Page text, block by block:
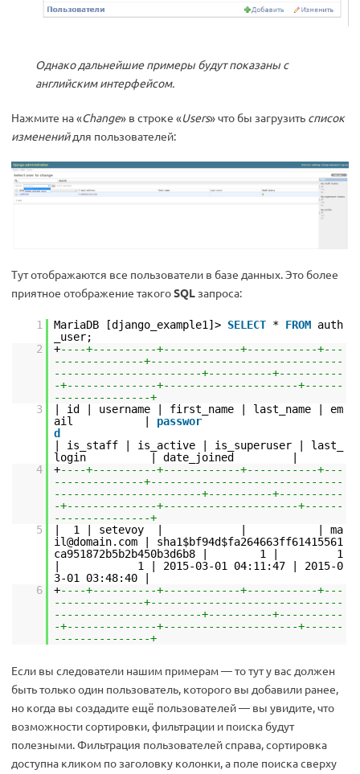
Однако дальнейшие примеры будут показаны с
английским интерфейсом.
Нажмите на «Change» в строке «Users» что бы загрузить список
измененийдля пользователей:
Тут отображаются все пользователи в базе данных. Это более
приятное отображение такогоSQL запроса:
1 MariaDB [django_example1]> SELECT * FROM auth
_user;
2
+----+----------+------------+-----------+---
--------------+------------------------------
-----------------------+----------+----------
-+--------------+---------------------+------
---------------+
3
| id | username | first_name | last_name | em
ail | passwor
d
| is_staff | is_active | is_superuser | last_
login | date_joined |
4
+----+----------+------------+-----------+---
--------------+------------------------------
-----------------------+----------+----------
-+--------------+---------------------+------
---------------+
5
| 1 | setevoy | | | ma
il@domain.com | sha1$bf94d$fa264663ff61415561
ca951872b5b2b450b3d6b8 | 1 | 1
| 1 | 2015-03-01 04:11:47 | 2015-0
3-01 03:48:40 |
6
+----+----------+------------+-----------+---
--------------+------------------------------
-----------------------+----------+----------
-+--------------+---------------------+------
---------------+
Если вы следователи нашим примерам — то тут у вас должен
быть только один пользователь, которого вы добавили ранее,
но когда вы создадите ещё пользователей — вы увидите, что
возможности сортировки, фильтрации и поиска будут
полезными. Фильтрация пользователей справа, сортировка
доступна кликом по заголовку колонки, а поле поиска сверху